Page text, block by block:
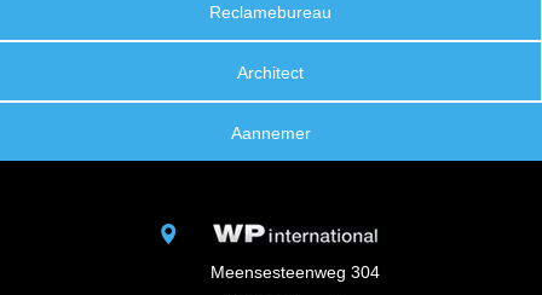
Reclamebureau
Architect
Aannemer
Meensesteenweg 304